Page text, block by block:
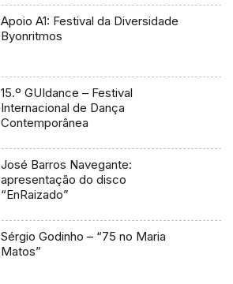
Apoio A1: Festival da Diversidade
Byonritmos
15.º GUIdance – Festival
Internacional de Dança
Contemporânea
José Barros Navegante:
apresentação do disco
“EnRaizado”
Sérgio Godinho – “75 no Maria
Matos”